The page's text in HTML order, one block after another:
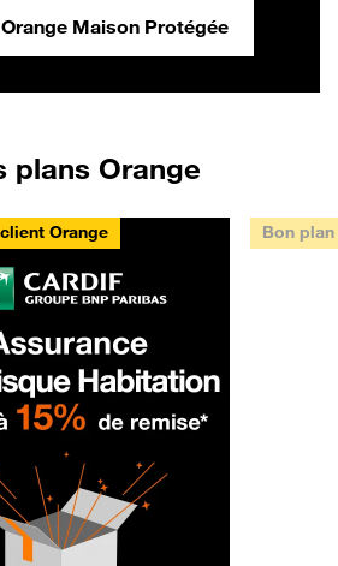
Maison Protégée
plans Orange
Orange Bon plan